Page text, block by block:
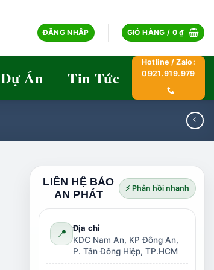
ĐĂNG NHẬP GIỎ HÀNG / 0₫
Dự Án Tin Tức
Hotline / Zalo:
0921.919.979
LIÊN HỆ BẢO
AN PHÁT
⚡ Phản hồi nhanh
📍
Địa chỉ
KDC Nam An, KP Đông An,
P. Tân Đông Hiệp, TP.HCM